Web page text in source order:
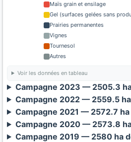
Maïs grain et ensilage
Gel (surfaces gelées sans
Prairies permanentes
Vignes
Tournesol
Autres
Voir les données en tableau
Campagne 2023 — 2505.3
Campagne 2022 — 2559.5
Campagne 2021 — 2572.7
Campagne 2020 — 2573.8
Campagne 2019 — 2580 ha